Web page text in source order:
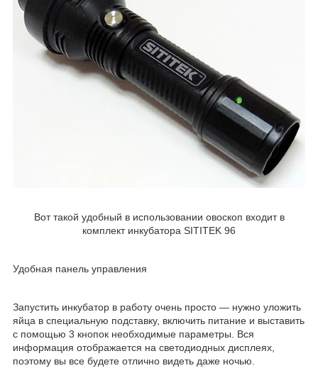
Вот такой удобный в использовании овоскоп входит в
комплект инкубатора SITITEK 96
Удобная панель управления
Запустить инкубатор в работу очень просто — нужно уложить
яйца в специальную подставку, включить питание и выставить
с помощью 3 кнопок необходимые параметры. Вся
информация отображается на светодиодных дисплеях,
поэтому вы все будете отлично видеть даже ночью.